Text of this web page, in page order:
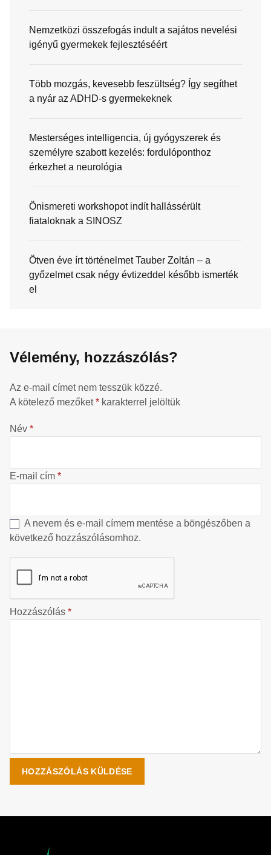
Nemzetközi összefogás indult a sajátos nevelési
igényű gyermekek fejlesztéséért
Több mozgás, kevesebb feszültség? Így segíthet
a nyár az ADHD-s gyermekeknek
Mesterséges intelligencia, új gyógyszerek és
személyre szabott kezelés: fordulóponthoz
érkezhet a neurológia
Önismereti workshopot indít hallássérült
fiataloknak a SINOSZ
Ötven éve írt történelmet Tauber Zoltán – a
győzelmet csak négy évtizeddel később ismerték
el
Vélemény, hozzászólás?
Az e-mail címet nem tesszük közzé.
A kötelező mezőket* karakterrel jelöltük
Név *
E-mail cím *
A nevem és e-mail címem mentése a böngészőben a
következő hozzászólásomhoz.
Hozzászólás *